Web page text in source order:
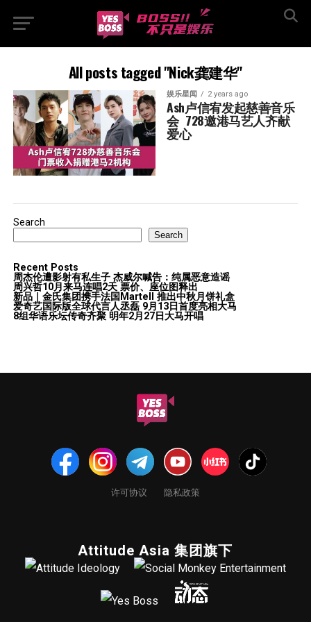
All posts tagged "Nick龚建华"
娱乐星闻 2 years ago
Ash卢信宥发起慈善音乐
会  728邀港马艺人齐献
爱心
Search
Search
Recent Posts
周杰伦遭影射有私生子 杰威尔喊告：纯属恶意造谣
周兴哲10月来马连唱2天 票价、座位图释出
新品｜金氏集团携手法国Martell 推出中秋月饼礼盒
爱奇艺国际版全球代言人丞磊 9月13日首度亮相大马
8组华语乐坛传奇⻬聚 明年2月27日大马开唱
许可协议 隐私政策
Attitude Asia 集团旗下